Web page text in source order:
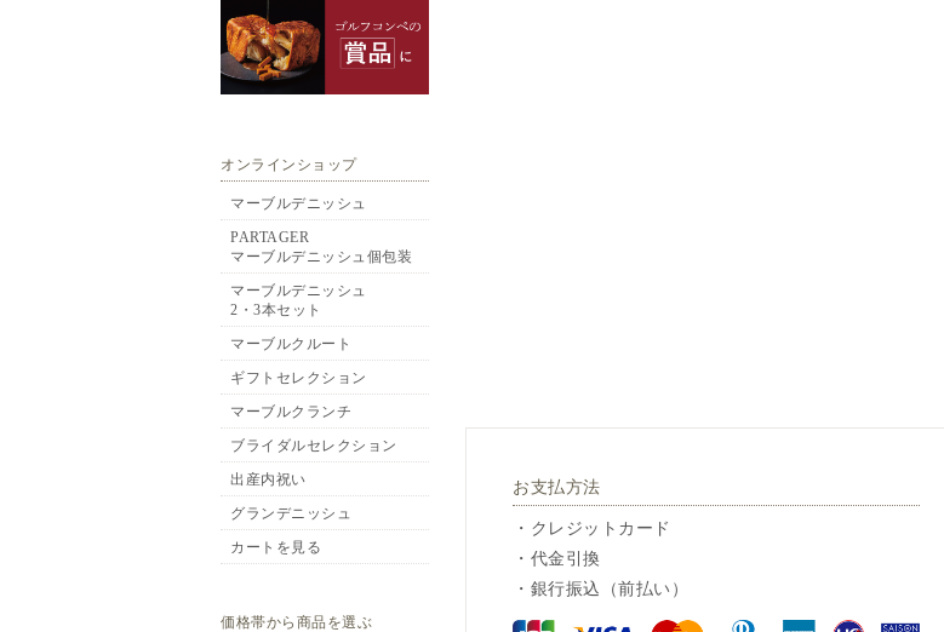
オンラインショップ
マーブルデニッシュ
PARTAGER
マーブルデニッシュ個包装
マーブルデニッシュ
2・3本セット
マーブルクルート
ギフトセレクション
マーブルクランチ
ブライダルセレクション
出産内祝い
グランデニッシュ
カートを見る
価格帯から商品を選ぶ
お支払方法
・クレジットカード
・代金引換
・銀行振込（前払い）